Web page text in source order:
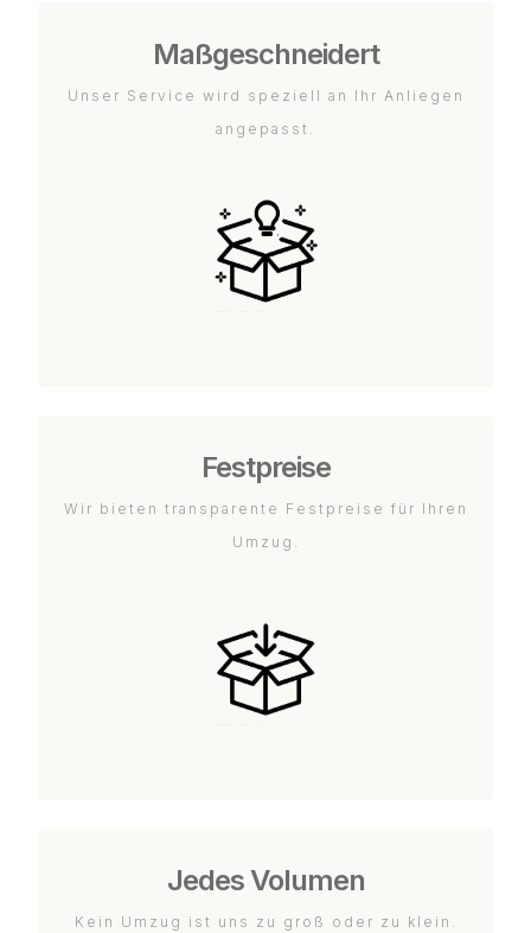
Maßgeschneidert
Unser Service wird speziell an Ihr Anliegen
angepasst.
Festpreise
Wir bieten transparente Festpreise für Ihren
Umzug.
Jedes Volumen
Kein Umzug ist uns zu groß oder zu klein.